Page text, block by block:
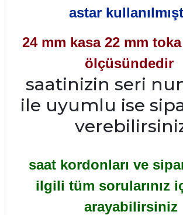
astar
24 mm kasa 22 mm
ölçüsündedir
saatinizin seri
ile uyumlu ise
saat kordonları ve
ilgili tüm sorularınız
arayabilirsiniz